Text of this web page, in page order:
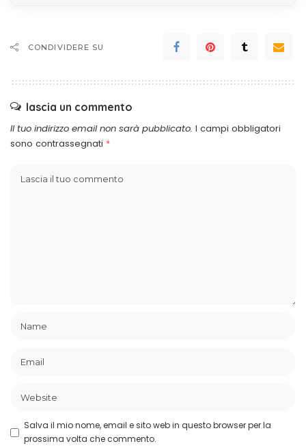
CONDIVIDERE SU
lascia un commento
Il tuo indirizzo email non sarà pubblicato. I campi obbligatori
sono contrassegnati *
Salva il mio nome, email e sito web in questo browser per la
prossima volta che commento.